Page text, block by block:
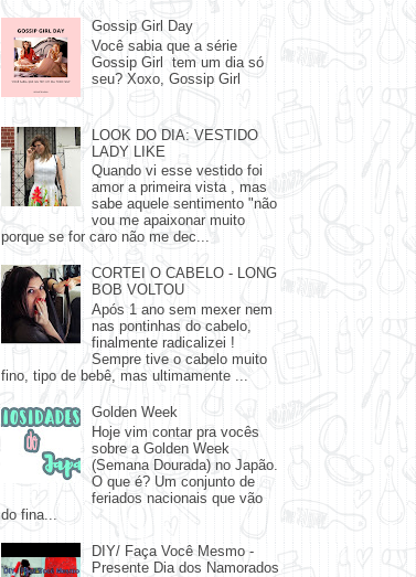
Gossip Girl Day
Você sabia que a série
Gossip Girl tem um dia só
seu? Xoxo, Gossip Girl
LOOK DO DIA: VESTIDO
LADY LIKE
Quando vi esse vestido foi
amor a primeira vista , mas
sabe aquele sentimento "não
vou me apaixonar muito
porque se for caro não me dec...
CORTEI O CABELO - LONG
BOB VOLTOU
Após 1 ano sem mexer nem
nas pontinhas do cabelo,
finalmente radicalizei !
Sempre tive o cabelo muito
fino, tipo de bebê, mas ultimamente ...
Golden Week
Hoje vim contar pra vocês
sobre a Golden Week
(Semana Dourada) no Japão.
O que é? Um conjunto de
feriados nacionais que vão
do fina...
DIY/ Faça Você Mesmo -
Presente Dia dos Namorados